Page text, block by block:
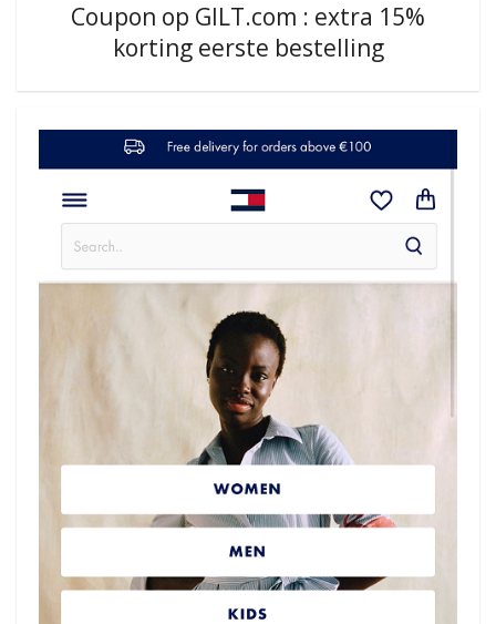
Coupon op GILT.com : extra 15%
korting eerste bestelling